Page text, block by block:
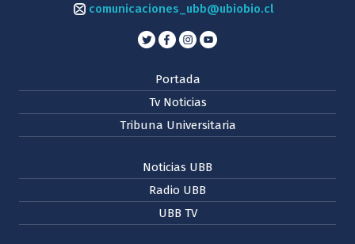
comunicaciones_ubb@ubiobio.cl
Portada
Tv Noticias
Tribuna Universitaria
Noticias UBB
Radio UBB
UBB TV